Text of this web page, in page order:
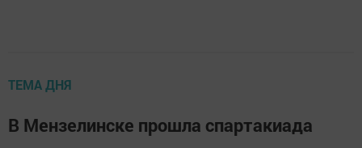
ТЕМА ДНЯ
В Мензелинске прошла спартакиада